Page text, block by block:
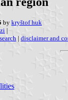
by kryštof huk
|
search | disclaimer and